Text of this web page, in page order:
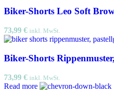
Biker-Shorts Leo Soft
73,99 € inkl. MwSt.
Biker-Shorts
73,99 € inkl. MwSt.
Read more